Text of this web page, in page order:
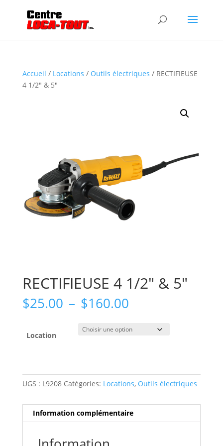
Accueil / Locations / Outils électriques / RECTIFIEUSE
4 1/2″ & 5″
RECTIFIEUSE 4 1/2″ & 5″
$25.00 – $160.00Plage
prix :
$25.00
Location
UGS : L9208 Catégories: Locations, Outils électriques
Information complémentaire